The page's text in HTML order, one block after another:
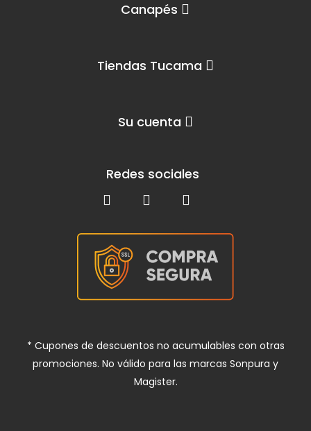
Canapés
Tiendas Tucama
Su cuenta
Redes sociales
* Cupones de descuentos no acumulables con otras
promociones. No válido para las marcas Sonpura y
Magister.